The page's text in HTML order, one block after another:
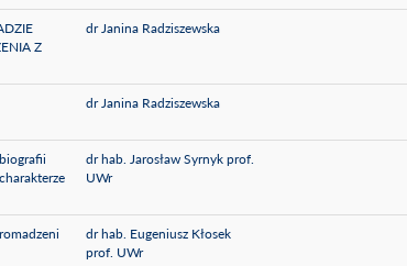
Z
dr Janina Radziszewska
dr Janina Radziszewska
dr hab. Jarosław Syrnyk prof.
UWr
dr hab. Eugeniusz Kłosek
prof. UWr